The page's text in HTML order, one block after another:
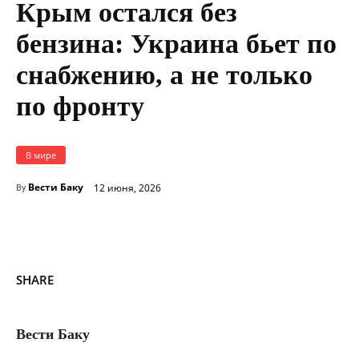
Крым остался без
бензина: Украина бьет по
снабжению, а не только
по фронту
В мире
By Вести Баку 12 июня, 2026
SHARE
Вести Баку